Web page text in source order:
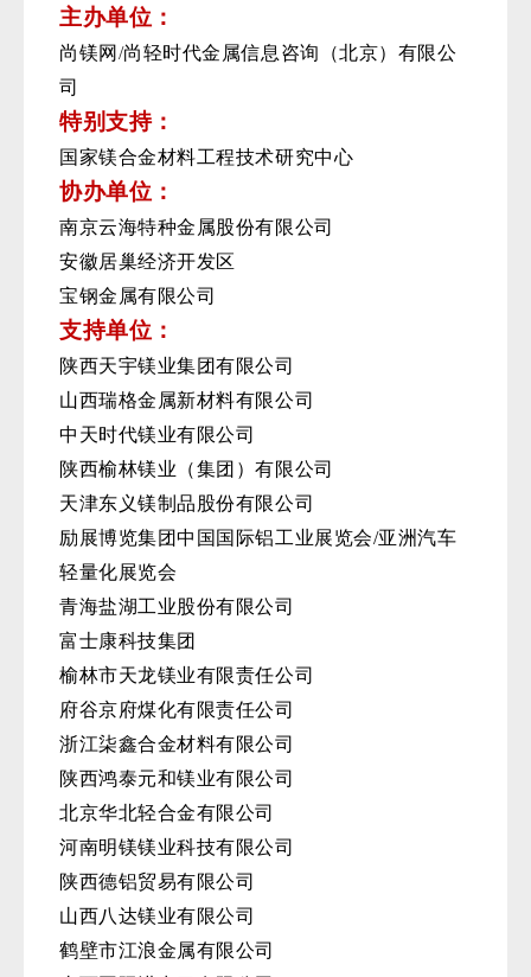
主办单位：
尚镁网 /尚轻时代金属信息咨询（北京）有限公
司
特别支持：
国家镁合金材料工程技术研究中心
协办单位：
南京云海特种金属股份有限公司
安徽居巢经济开发区
宝钢金属有限公司
支持单位：
陕西天宇镁业集团有限公司
山西瑞格金属新材料有限公司
中天时代镁业有限公司
陕西榆林镁业（集团）有限公司
天津东义镁制品股份有限公司
励展博览集团中国国际铝工业展览会/亚洲汽车
轻量化展览会
青海盐湖工业股份有限公司
富士康科技集团
榆林市天龙镁业有限责任公司
府谷京府煤化有限责任公司
浙江柒鑫合金材料有限公司
陕西鸿泰元和镁业有限公司
北京华北轻合金有限公司
河南明镁镁业科技有限公司
陕西德铝贸易有限公司
山西八达镁业有限公司
鹤壁市江浪金属有限公司